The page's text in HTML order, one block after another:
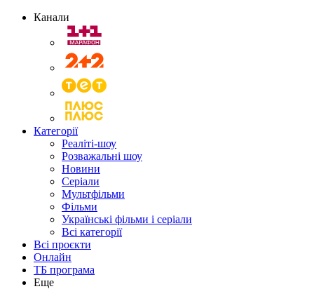
Канали
Категорії
Реаліті-шоу
Розважальні шоу
Новини
Серіали
Мультфільми
Фільми
Українські фільми і серіали
Всі категорії
Всі проєкти
Онлайн
ТБ програма
Еще